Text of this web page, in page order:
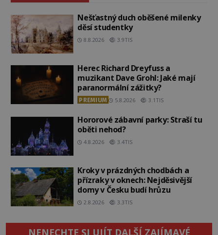
Nešťastný duch oběšené milenky
děsí studentky
8.8.2026 3.9TIS
Herec Richard Dreyfuss a
muzikant Dave Grohl: Jaké mají
paranormální zážitky?
PREMIUM 5.8.2026 3.1TIS
Hororové zábavní parky: Straší tu
oběti nehod?
4.8.2026 3.4TIS
Kroky v prázdných chodbách a
přízraky v oknech: Nejděsivější
domy v Česku budí hrůzu
2.8.2026 3.3TIS